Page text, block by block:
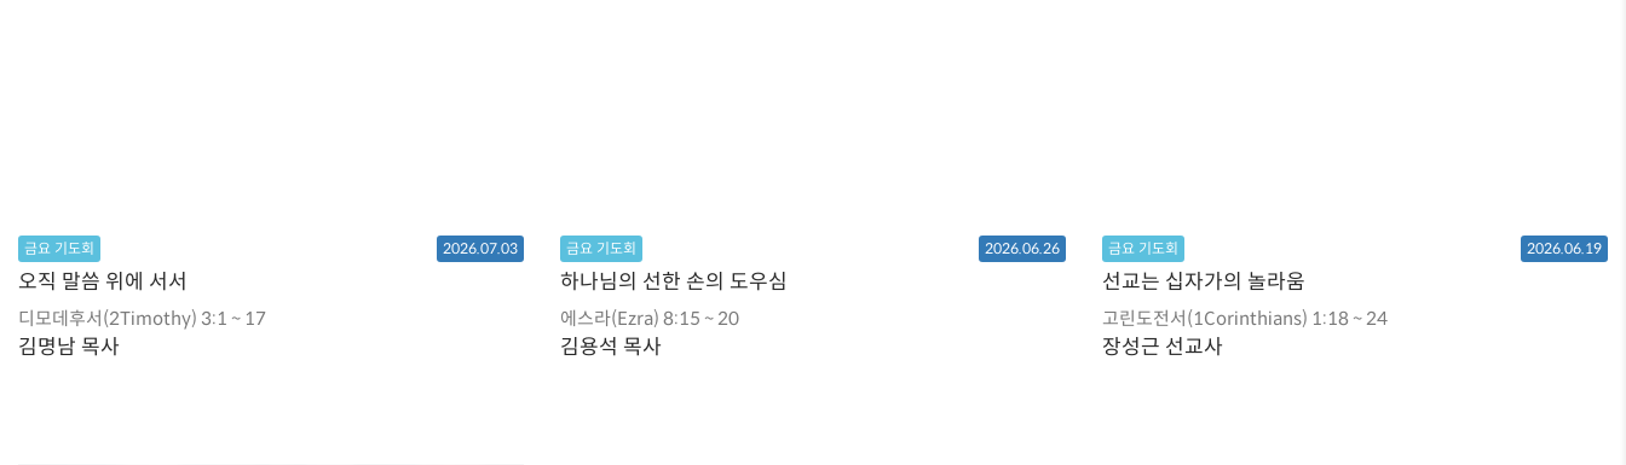
금요 기도회 2026.07.03
오직 말씀 위에 서서
디모데후서(2Timothy) 3:1 ~ 17
김명남 목사
금요 기도회 2026.06.26
하나님의 선한 손의 도우심
에스라(Ezra) 8:15 ~ 20
김용석 목사
금요 기도회 2026.06.19
선교는 십자가의 놀라움
고린도전서(1Corinthians) 1:18 ~ 24
장성근 선교사